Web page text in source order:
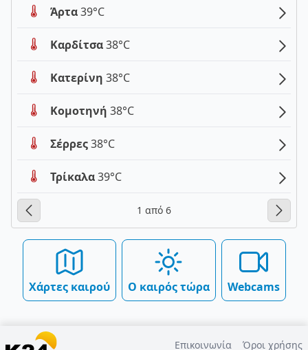
Άρτα39°C
Καρδίτσα38°C
Κατερίνη 38°C
Κομοτηνή 38°C
Σέρρες38°C
Τρίκαλα39°C
1 από 6
Χάρτες καιρού Ο καιρός τώρα Webcams
Επικοινωνία Όροι χρήσης